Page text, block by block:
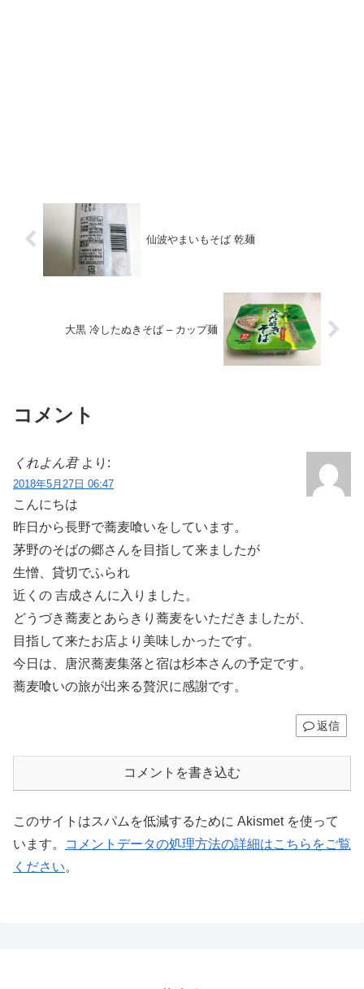
仙波やまいもそば 乾麺
大黒 冷したぬきそば – カップ麺
コメント
くれよん君 より:
2018年5月27日 06:47
こんにちは
昨日から長野で蕎麦喰いをしています。
茅野のそばの郷さんを目指して来ましたが
生憎、貸切でふられ
近くの 吉成さんに入りました。
どうづき蕎麦とあらきり蕎麦をいただきましたが、
目指して来たお店より美味しかったです。
今日は、唐沢蕎麦集落と宿は杉本さんの予定です。
蕎麦喰いの旅が出来る贅沢に感謝です。
返信
コメントを書き込む
このサイトはスパムを低減するために Akismet を使って
います。
コメントデータの処理方法の詳細はこちらをご覧
ください。